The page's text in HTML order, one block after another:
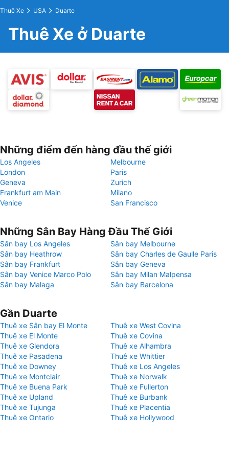
Thuê Xe USA Duarte
Thuê Xe ở Duarte
Những điểm đến hàng đầu thế giới
Los Angeles
Melbourne
London
Paris
Geneva
Zurich
Frankfurt am Main
Milano
Venice
San Francisco
Những Sân Bay Hàng Đầu Thế Giới
Sân bay Los Angeles
Sân bay Melbourne
Sân bay Heathrow
Sân bay Charles de Gaulle Paris
Sân bay Frankfurt
Sân bay Geneva
Sân bay Venice Marco Polo
Sân bay Milan Malpensa
Sân bay Malaga
Sân bay Barcelona
Gần Duarte
Thuê xe Sân bay El Monte
Thuê xe West Covina
Thuê xe El Monte
Thuê xe Covina
Thuê xe Glendora
Thuê xe Alhambra
Thuê xe Pasadena
Thuê xe Whittier
Thuê xe Downey
Thuê xe Los Angeles
Thuê xe Montclair
Thuê xe Norwalk
Thuê xe Buena Park
Thuê xe Fullerton
Thuê xe Upland
Thuê xe Burbank
Thuê xe Tujunga
Thuê xe Placentia
Thuê xe Ontario
Thuê xe Hollywood